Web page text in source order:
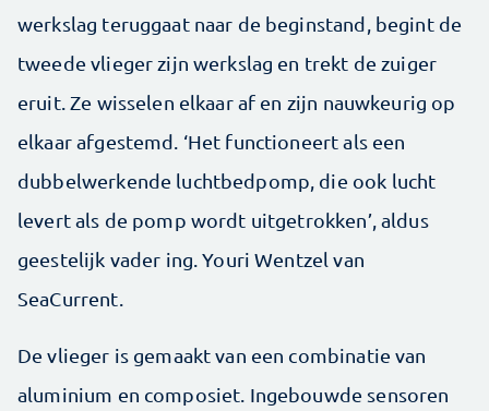
werkslag teruggaat naar de beginstand, begint de
tweede vlieger zijn werkslag en trekt de zuiger
eruit. Ze wisselen elkaar af en zijn nauwkeurig op
elkaar afgestemd. ‘Het functioneert als een
dubbelwerkende luchtbedpomp, die ook lucht
levert als de pomp wordt uitgetrokken’, aldus
geestelijk vader ing. Youri Wentzel van
SeaCurrent.
De vlieger is gemaakt van een combinatie van
aluminium en composiet. Ingebouwde sensoren